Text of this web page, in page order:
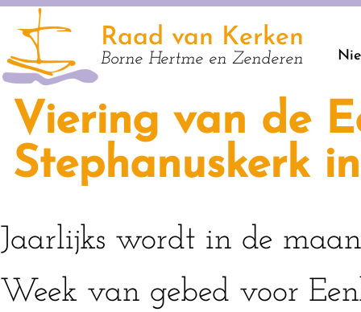
Raad van Kerken
Borne Hertme en Zenderen
Viering van de
Stephanuskerk
Jaarlijks wordt in de
Week van gebed voor